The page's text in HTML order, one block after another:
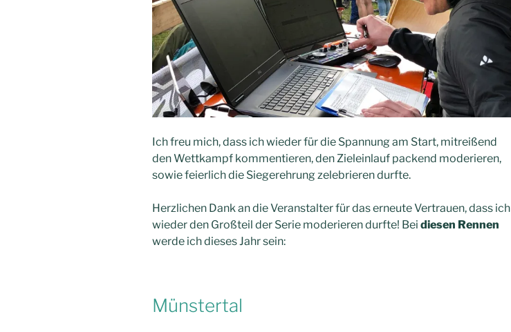
Ich freu mich, dass ich wieder für die Spannung am Start, mitreißend
den Wettkampf kommentieren, den Zieleinlauf packend moderieren,
sowie feierlich die Siegerehrung zelebrieren durfte.
Herzlichen Dank an die Veranstalter für das erneute Vertrauen, dass ich
wieder den Großteil der Serie moderieren durfte! Bei diesen Rennen
werde ich dieses Jahr sein:
Münstertal